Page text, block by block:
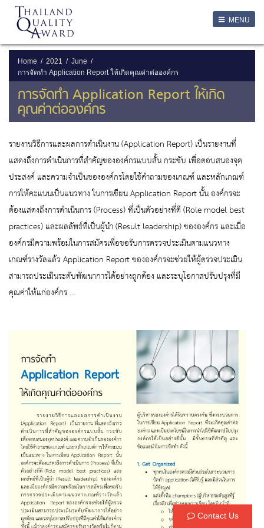
MENU
Home 2021
June
การจัดทำ Application Report ให้เกิดคุณค่าต่อองค์กร
การจัดทำ Application Report ให้เกิด
คุณค่าต่อองค์กร
รายงานวิธีการและผลการดำเนินงาน (Application Report) เป็นรายงานที่
แสดงถึงการดำเนินการที่สำคัญขององค์กรแบบสั้น กระชับ เพื่อตอบสนองจุด
ประสงค์ และความจำเป็นขององค์กรโดยใช้คำถามของเกณฑ์ และหลักเกณฑ์
การให้คะแนนเป็นแนวทาง ในการเขียน Application Report นั้น องค์กรจะ
ต้องแสดงถึงการดำเนินการ (Process) ที่เป็นตัวอย่างที่ดี (Role model best
practices) และผลลัพธ์ที่เป็นผู้นำ (Result leadership) ขององค์กร และเมื่อ
องค์กรมีความพร้อมในการสมัครเพื่อขอรับการตรวจประเมินตามแนวทาง
เกณฑ์รางวัลแล้ว Application Report ขององค์กรจะช่วยให้ผู้ตรวจประเมิน
สามารถประเมินระดับพัฒนาการได้อย่างถูกต้อง และระบุโอกาสปรับปรุงที่มี
คุณค่าให้แก่องค์กร …
Contact Us
Username
Password
ลืมรหัสผ่าน
SERVICES